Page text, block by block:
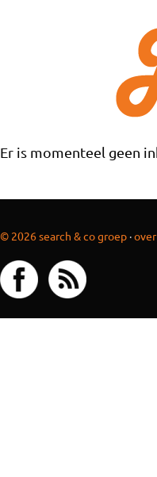
Er is momenteel geen
© 2026 search & co groep·